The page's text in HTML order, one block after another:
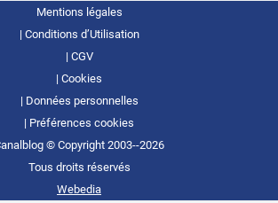
Mentions légales
Conditions d’Utilisation
CGV
Cookies
Données personnelles
Préférences cookies
© Copyright 2003--2026
Tous droits réservés
Webedia